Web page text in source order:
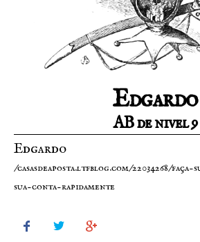
Edgardo
AB de nivel 9
Edgardo
/casasdeaposta.ltfblog.com/22034268/faça-
sua-conta-rapidamente
  